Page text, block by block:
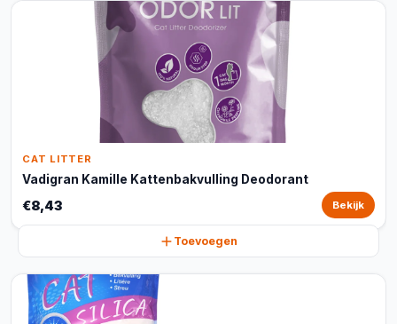
CAT LITTER
Vadigran Kamille Kattenbakvulling Deodorant
€8,43 Bekijk
Toevoegen